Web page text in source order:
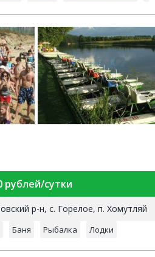
рублей/сутки
р-н, с. Горелое, п. Хомутляй
Баня Рыбалка Лодки